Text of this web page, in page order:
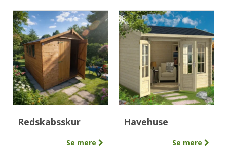
Redskabsskur
Se mere
Havehuse
Se mere